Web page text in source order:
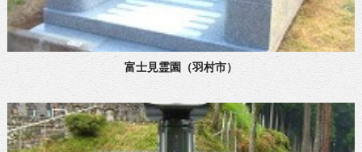
富士見霊園（羽村市）